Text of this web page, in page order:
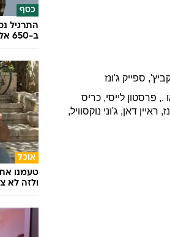
, ספייק ג'ונז
.
, פרסטון לייסי, כריס
, ראיין דאן, ג'וני נוקסוויל,
כסף
התרגיל
ב-650 אלף שקל
אוכל
טעמנו
ולזה לא